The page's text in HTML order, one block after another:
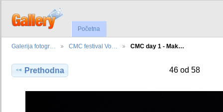
Početna
Galerija fotogr… CMC festival Vo… CMC day 1 - Mak…
Prethodna 46 od 58